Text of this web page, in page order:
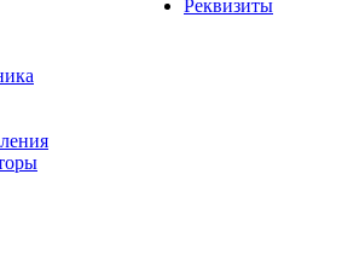
Реквизиты